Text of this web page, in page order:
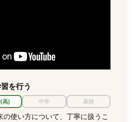
を行う
高) 中学 高校
使い方について、丁寧に扱うこ